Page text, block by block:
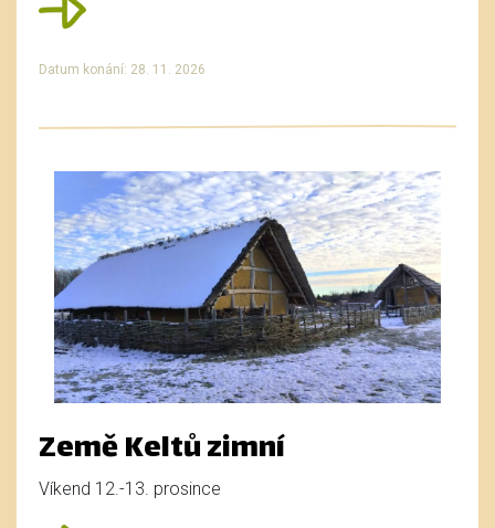
Datum konání: 28. 11. 2026
Země Keltů zimní
Víkend 12.-13. prosince